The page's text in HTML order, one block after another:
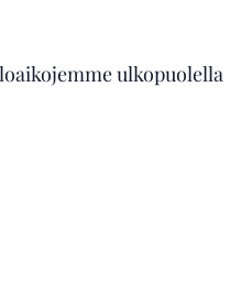
ulkopuolella